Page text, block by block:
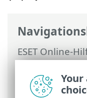
ESET Online-
Erweiterte
den Zugriff
Your